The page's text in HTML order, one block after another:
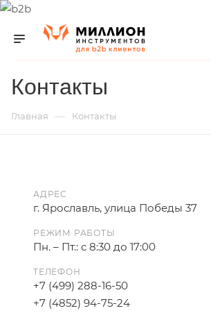
Контакты
Главная — Контакты
АДРЕС
г. Ярославль, улица Победы 37
РЕЖИМ РАБОТЫ
Пн. – Пт.: с 8:30 до 17:00
ТЕЛЕФОН
+7 (499) 288-16-50
+7 (4852) 94-75-24